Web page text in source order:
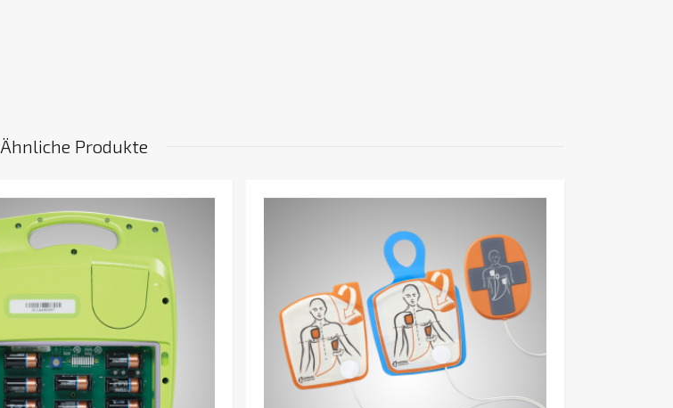
Ähnliche Produkte